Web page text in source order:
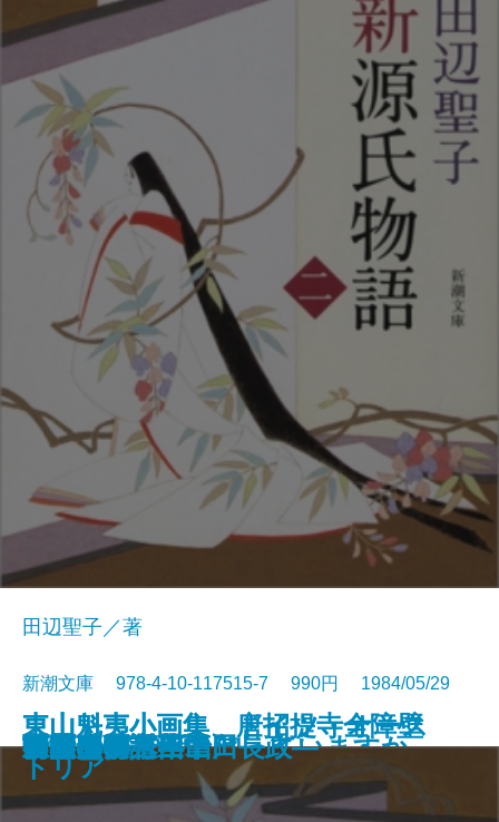
数学者の言葉では
ギリシア神話を知っていますか
一瞬の夏〔上〕
一瞬の夏〔下〕
時雨みち
音楽
東山魁夷小画集 唐招提寺全障壁
画
姥ざかり
新源氏物語〔上〕
新源氏物語〔中〕
田辺聖子／著
新潮文庫 978-4-10-117515-7 990円 1984/05/29
新源氏物語〔下〕
東山魁夷小画集 ドイツ・オース
トリア
菊月夜
王国への道―山田長政―
日曜日の万年筆
春秋山伏記
言葉の海へ
富豪刑事
胡蝶の夢 三
胡蝶の夢 四